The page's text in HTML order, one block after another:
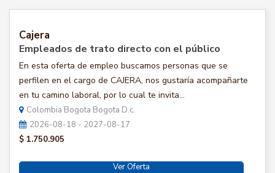
Cajera
Empleados de trato directo con el público
En esta oferta de empleo buscamos personas que se
perfilen en el cargo de CAJERA, nos gustaría acompañarte
en tu camino laboral, por lo cual te invita...
Colombia Bogota Bogota D.c.
2026-08-18 - 2027-08-17
$ 1.750.905
Ver Oferta